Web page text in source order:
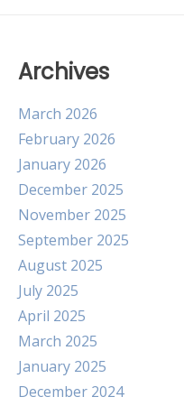
Archives
March 2026
February 2026
January 2026
December 2025
November 2025
September 2025
August 2025
July 2025
April 2025
March 2025
January 2025
December 2024